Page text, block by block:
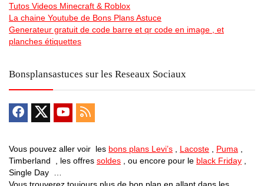
Tutos Videos Minecraft & Roblox
La chaine Youtube de Bons Plans Astuce
Generateur gratuit de code barre et qr code en image , et
planches étiquettes
Bonsplansastuces sur les Reseaux Sociaux
Vous pouvez aller voir les bons plans Levi’s Lacoste Puma
Timberland , les offres soldes , ou encore pour le black Friday
Single Day …
Vous trouverez toujours plus de bon plan en allant dans les